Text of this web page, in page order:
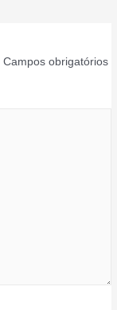
Campos obrigatórios